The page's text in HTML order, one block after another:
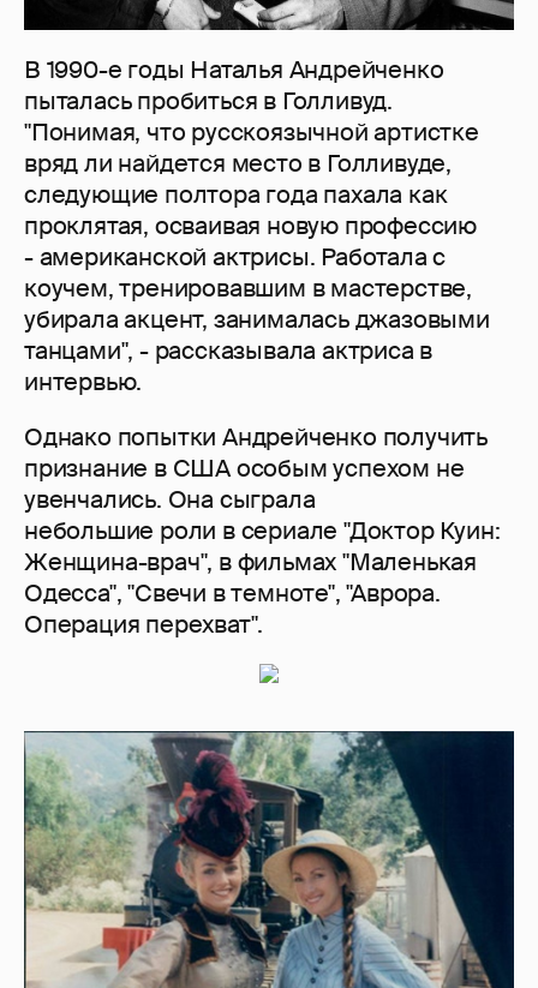
В 1990-е годы Наталья Андрейченко
пыталась пробиться в Голливуд.
"Понимая, что русскоязычной артистке
вряд ли найдется место в Голливуде,
следующие полтора года пахала как
проклятая, осваивая новую профессию
- американской актрисы. Работала с
коучем, тренировавшим в мастерстве,
убирала акцент, занималась джазовыми
танцами", - рассказывала актриса в
интервью.
Однако попытки Андрейченко получить
признание в США особым успехом не
увенчались. Она сыграла
небольшие роли в сериале "Доктор Куин:
Женщина-врач", в фильмах "Маленькая
Одесса", "Свечи в темноте", "Аврора.
Операция перехват".